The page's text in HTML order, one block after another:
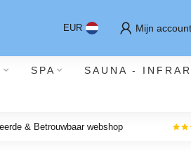
EUR Mijn account
SPA SAUNA -
& Betrouwbaar webshop